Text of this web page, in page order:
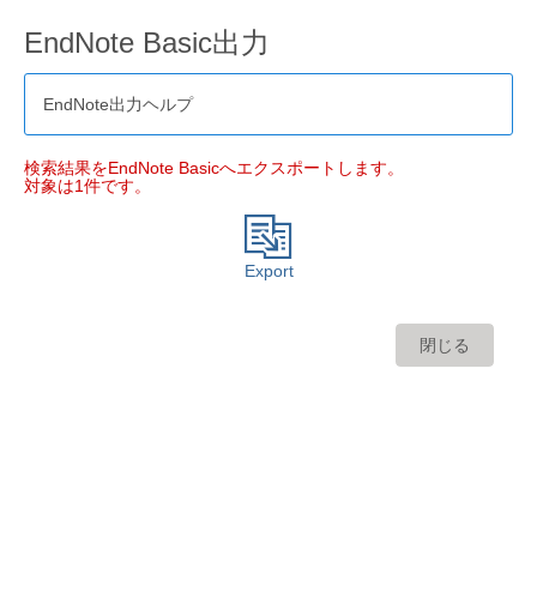
EndNote Basic出力
EndNote出力ヘルプ
検索結果をEndNote Basicへエクスポートします。
対象は1件です。
Export